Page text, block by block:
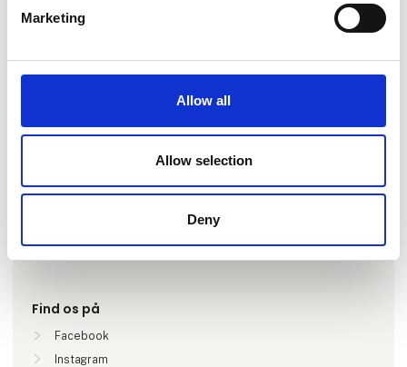
Marketing
Allow all
Allow selection
Deny
Gå til hjemmeside
Find os på
Facebook
Instagram